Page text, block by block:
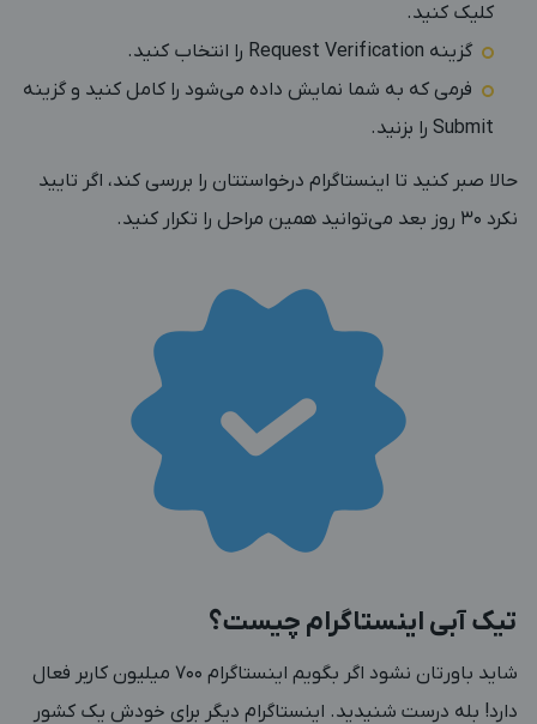
کلیک کنید.
گزینه Request Verification را انتخاب کنید.
فرمی که به شما نمایش داده می‌شود را کامل کنید و گزینه
Submit را بزنید.
حالا صبر کنید تا اینستاگرام درخواستتان را بررسی کند، اگر تایید
نکرد 30 روز بعد می‌توانید همین مراحل را تکرار کنید.
تیک آبی اینستاگرام چیست؟
شاید باورتان نشود اگر بگویم اینستاگرام 700 میلیون کاربر فعال
دارد! بله درست شنیدید. اینستاگرام دیگر برای خودش یک کشور